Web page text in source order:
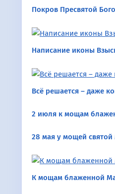
Покров Пресвятой
Написание иконы
Всё решается – даже
2 июля к мощам
28 мая у мощей
К мощам блаженной